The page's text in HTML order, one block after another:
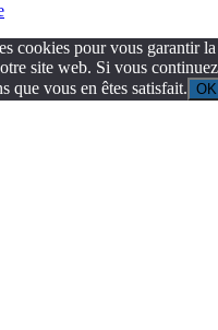
cookies pour vous garantir
site web. Si vous
que vous en êtes satisfait. OK